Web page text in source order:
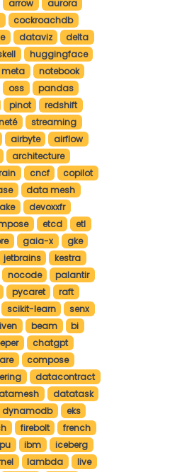
arrow
aurora
cockroachdb
dataviz
delta
huggingface
meta
notebook
oss
pandas
pinot
redshift
streaming
airbyte
airflow
architecture
cncf
copilot
data mesh
devoxxfr
etcd
etl
gaia-x
gke
jetbrains
kestra
nocode
palantir
pycaret
raft
scikit-learn
senx
beam
bi
chatgpt
compose
datacontract
datatask
dynamodb
eks
firebolt
french
ibm
iceberg
lambda
live